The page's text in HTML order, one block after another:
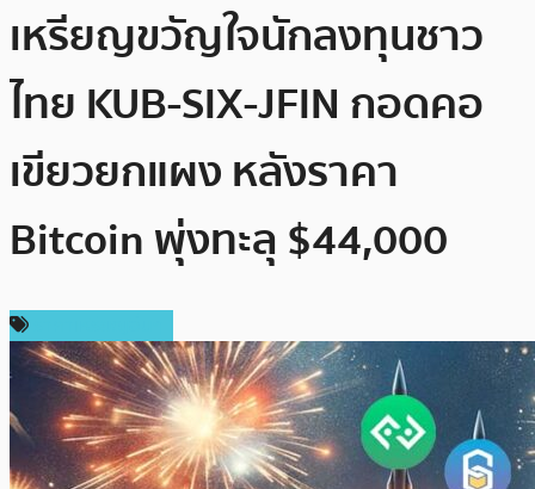
เหรียญขวัญใจนักลงทุนชาว
ไทย KUB-SIX-JFIN กอดคอ
เขียวยกแผง หลังราคา
Bitcoin พุ่งทะลุ $44,000